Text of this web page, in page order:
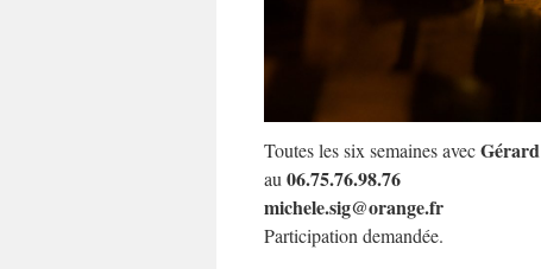
Toutes les six semaines avecGérard
au 06.75.76.98.76
michele.sig@orange.fr
Participation demandée.